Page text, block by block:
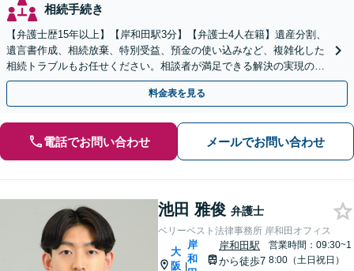
相続手続き
【弁護士歴15年以上】【岸和田駅3分】【弁護士4人在籍】遺産分割、
遺言書作成、相続放棄、特別受益、預金の使い込みなど、複雑化した
相続トラブルもお任せください。相談者が満足できる解決の実現のた
めに、他士業と連携し最善を尽くします【完全個室】
料金表を見る
電話でお問い合わせ メールでお問い合わせ
池田 雅俊 弁護士
ベリーベスト法律事務所 岸和田オフィス
大
阪 |
岸
和
岸和田駅
から徒歩7
営業時間：09:30~1
8:00（土日祝日）